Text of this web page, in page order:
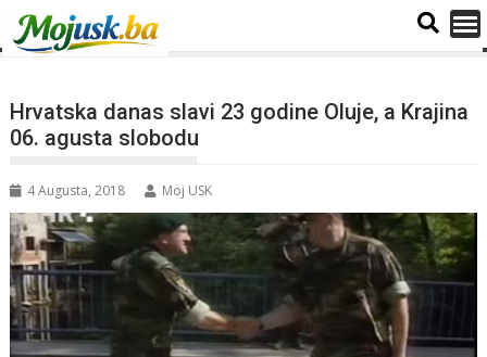
Hrvatska danas slavi 23 godine Oluje, a Krajina
06. agusta slobodu
4 Augusta, 2018 Moj USK